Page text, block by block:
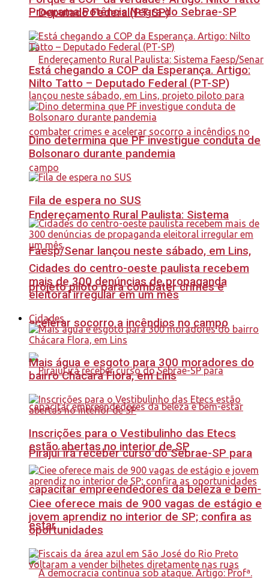
Programa Potência Negra do Sebrae-SP
Endereçamento Rural Paulista: Sistema
Faesp/Senar lançou neste sábado, em Lins,
projeto piloto para combater crimes e
acelerar socorro a incêndios no campo
Pirajuí irá receber curso do Sebrae-SP para
capacitar empreendedores da beleza e bem-
estar
– Deputado Federal(PT-SP)
Está chegando a COP da Esperança. Artigo:
Nilto Tatto – Deputado Federal (PT-SP)
Dino determina que PF investigue conduta de
Bolsonaro durante pandemia
Fila de espera no SUS
Cidades do centro-oeste paulista recebem
mais de 300 denúncias de propaganda
eleitoral irregular em um mês
Cidades
Mais água e esgoto para 300 moradores do
bairro Chácara Flora, em Lins
Inscrições para o Vestibulinho das Etecs
estão abertas no interior de SP
Ciee oferece mais de 900 vagas de estágio e
jovem aprendiz no interior de SP; confira as
oportunidades